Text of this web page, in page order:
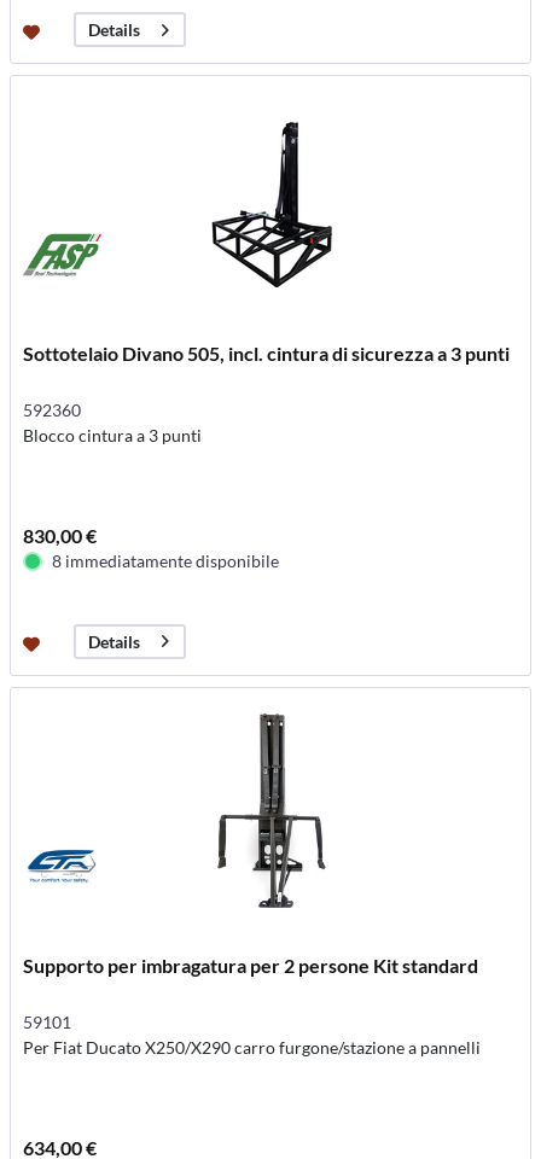
Details
Sottotelaio Divano 505, incl. cintura di sicurezza a 3 punti
592360
Blocco cintura a 3 punti
830,00 €
8 immediatamente disponibile
Details
Supporto per imbragatura per 2 persone Kit standard
59101
Per Fiat Ducato X250/X290 carro furgone/stazione a pannelli
634,00 €